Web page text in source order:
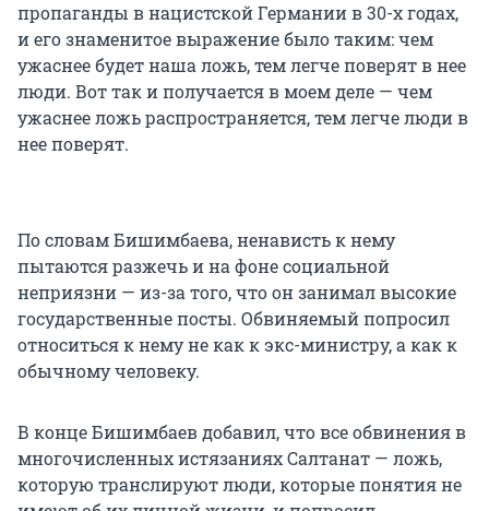
пропаганды в нацистской Германии в 30-х годах,
и его знаменитое выражение было таким: чем
ужаснее будет наша ложь, тем легче поверят в нее
люди. Вот так и получается в моем деле — чем
ужаснее ложь распространяется, тем легче люди в
нее поверят.
По словам Бишимбаева, ненависть к нему
пытаются разжечь и на фоне социальной
неприязни — из-за того, что он занимал высокие
государственные посты. Обвиняемый попросил
относиться к нему не как к экс-министру, а как к
обычному человеку.
В конце Бишимбаев добавил, что все обвинения в
многочисленных истязаниях Салтанат — ложь,
которую транслируют люди, которые понятия не